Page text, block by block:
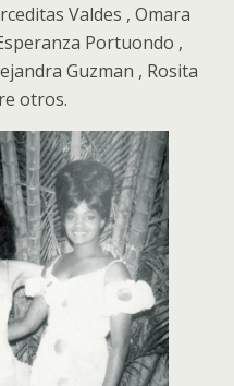
Valdes , Omara
Portuondo ,
Guzman , Rosita
otros.